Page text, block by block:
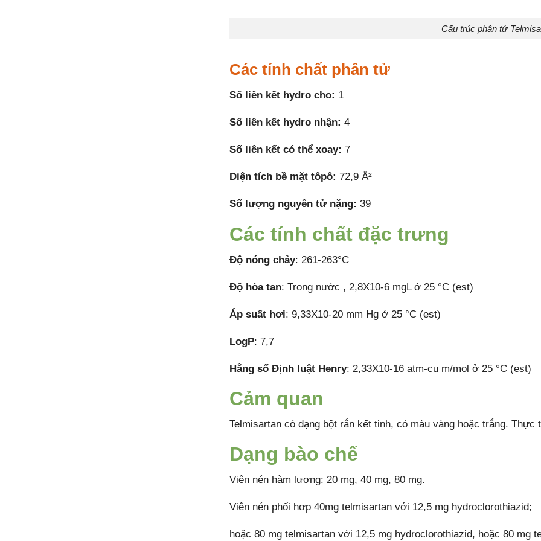
Cấu trúc phân tử
Các tính chất phân tử
Số liên kết hydro cho: 1
Số liên kết hydro nhận: 4
Số liên kết có thể xoay: 7
Diện tích bề mặt tôpô: 72,9 Å²
Số lượng nguyên tử nặng: 39
Các tính chất đặc trưng
Độ nóng chảy: 261-263°C
Độ hòa tan: Trong nước , 2,8X10-6 mgL ở 25 °C (est)
Áp suất hơi: 9,33X10-20 mm Hg ở 25 °C (est)
LogP: 7,7
Hằng số Định luật Henry: 2,33X10-16 atm-cu m/mol ở 25 °C (est)
Cảm quan
Telmisartan có dạng bột rắn kết tinh, có màu vàng hoặc trắng.
Dạng bào chế
Viên nén hàm lượng: 20 mg, 40 mg, 80 mg.
Viên nén phối hợp 40mg telmisartan với 12,5 mg hydroclorothiazid;
hoặc 80 mg telmisartan với 12,5 mg hydroclorothiazid, hoặc 80 mg